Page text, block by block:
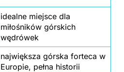
idealne miejsce dla
miłośników górskich
wędrówek
największa górska forteca w
Europie, pełna historii